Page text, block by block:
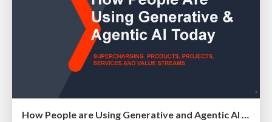
How People are Using Generative and Agentic AI to Supercharge Their Products, Projects, Services and Value Streams Today